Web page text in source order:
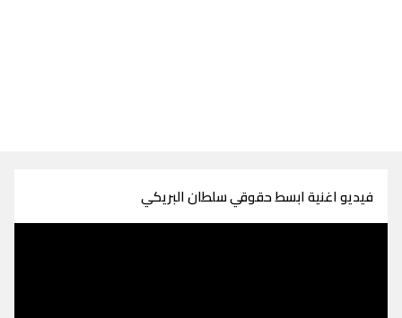
فيديو اغنية ابسط حقوقي سلطان البريكي